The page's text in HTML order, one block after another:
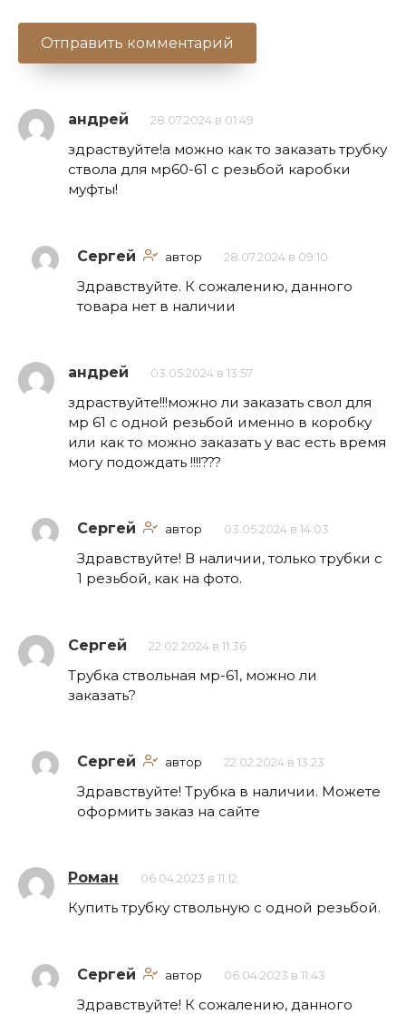
андрей 28.07.2024 в 01:49
здраствуйте!а можно как то заказать трубку
ствола для мр60-61 с резьбой каробки
муфты!
Сергей автор 28.07.2024 в 09:10
Здравствуйте. К сожалению, данного
товара нет в наличии
андрей 03.05.2024 в 13:57
здраствуйте!!!можно ли заказать свол для
мр 61 с одной резьбой именно в коробку
или как то можно заказать у вас есть время
могу подождать !!!!???
Сергей автор 03.05.2024 в 14:03
Здравствуйте! В наличии, только трубки с
1 резьбой, как на фото.
Сергей 22.02.2024 в 11:36
Трубка ствольная мр-61, можно ли
заказать?
Сергей автор 22.02.2024 в 13:23
Здравствуйте! Трубка в наличии. Можете
оформить заказ на сайте
Роман 06.04.2023 в 11:12
Купить трубку ствольную с одной резьбой.
Сергей автор 06.04.2023 в 11:43
Здравствуйте! К сожалению, данного